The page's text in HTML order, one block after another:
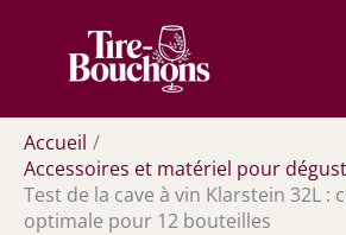
contenu
Accueil
Accessoires et matériel pour
Test de la cave à vin Klarstein 32L :
optimale pour 12 bouteilles